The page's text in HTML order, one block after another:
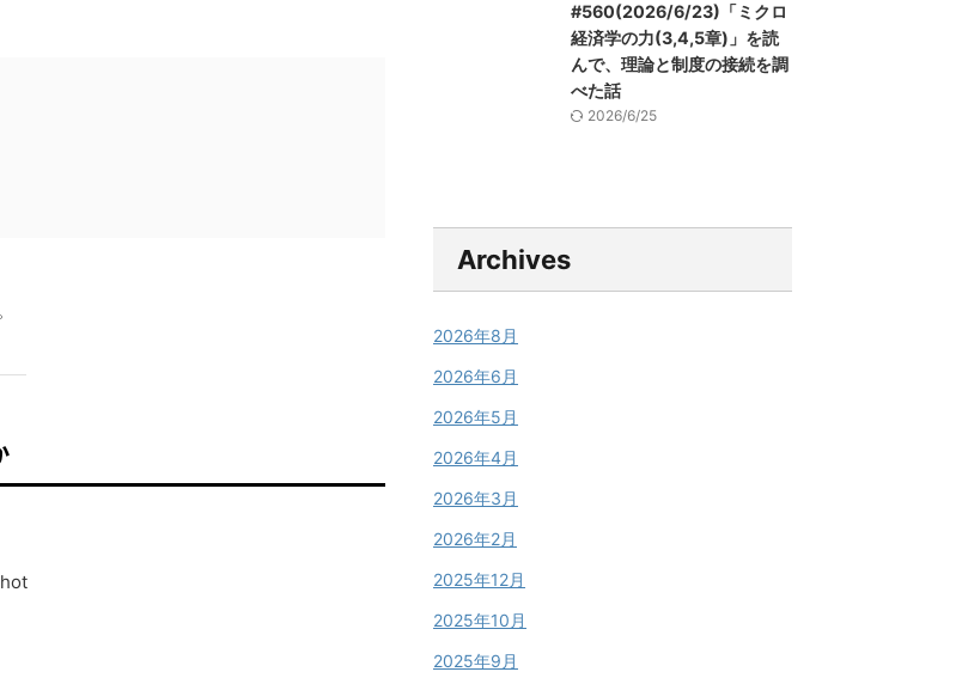
#560(2026/6/23)「ミクロ
経済学の力(3,4,5章)」を読
んで、理論と制度の接続を調
べた話
2026/6/25
Archives
2026年8月
2026年6月
2026年5月
2026年4月
2026年3月
2026年2月
2025年12月
2025年10月
2025年9月